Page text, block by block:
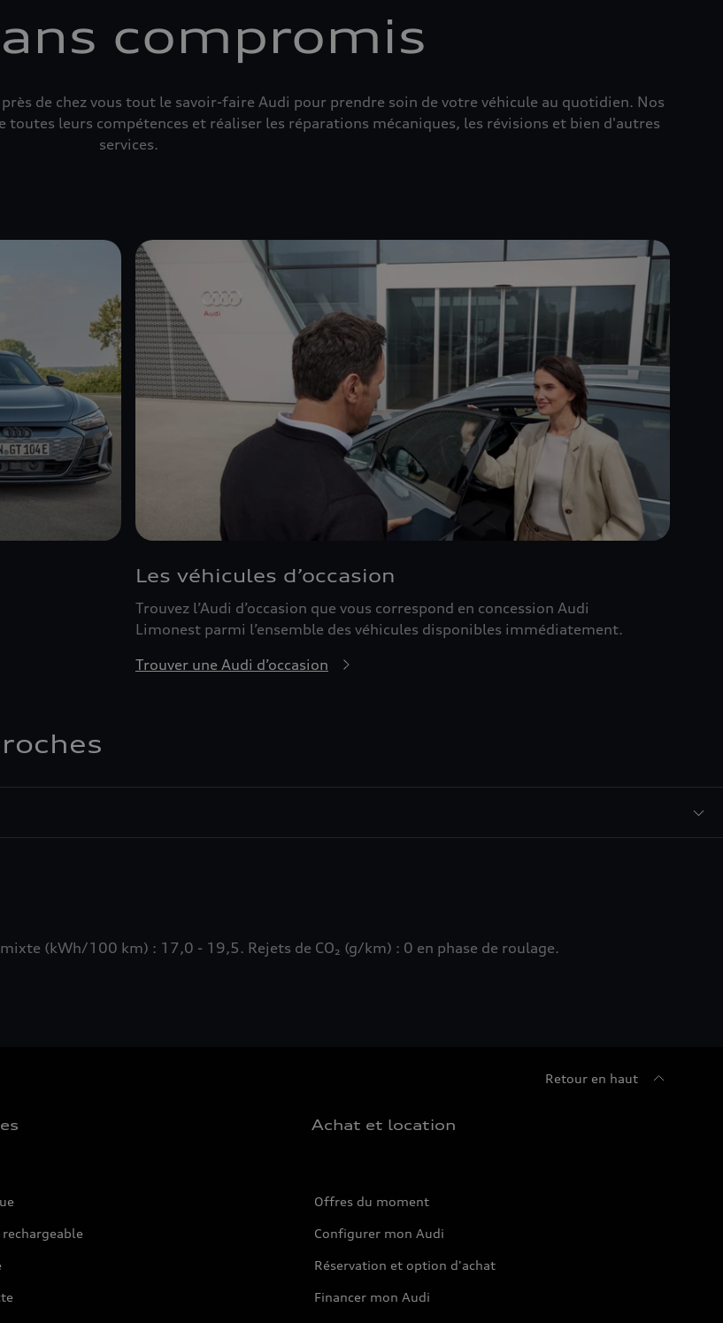
compromis
de chez vous tout le savoir-faire Audi pour prendre soin de votre véhicule au quotidien. Nos
leurs compétences et réaliser les réparations mécaniques, les révisions et bien d'autres
services.
Les véhicules d’occasion
Trouvez l’Audi d’occasion que vous correspond en concession Audi
Limonest parmi l’ensemble des véhicules disponibles immédiatement.
Trouver une Audi d’occasion
(kWh/100 km) : 17,0 - 19,5. Rejets de CO₂ (g/km) : 0 en phase de roulage.
Retour en haut
Achat et location
Offres du moment
Configurer mon Audi
Réservation et option d'achat
Financer mon Audi